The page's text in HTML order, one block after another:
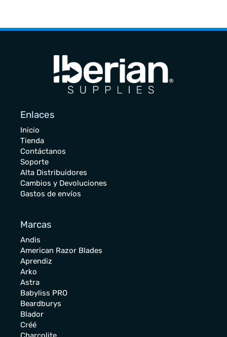
Enlaces
Inicio
Tienda
Contáctanos
Soporte
Alta Distribuidores
Cambios y Devoluciones
Gastos de envíos
Marcas
Andis
American Razor Blades
Aprendiz
Arko
Astra
Babyliss PRO
Beardburys
Blador
Créé